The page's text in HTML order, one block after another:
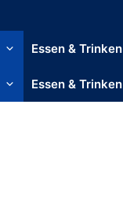
Essen & Trinken
Essen & Trinken